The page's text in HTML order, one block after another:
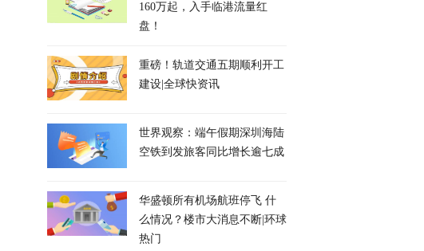
160万起，入手临港流量红
盘！
重磅！轨道交通五期顺利开工
建设|全球快资讯
世界观察：端午假期深圳海陆
空铁到发旅客同比增长逾七成
华盛顿所有机场航班停飞 什
么情况？楼市大消息不断|环球
热门